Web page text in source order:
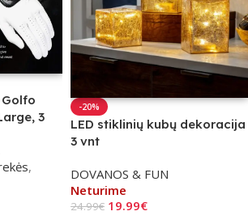
3
,
-20%
LED stiklinių kubų dekoracija
3 vnt
DOVANOS & FUN
Neturime
24.99€ 19.99€